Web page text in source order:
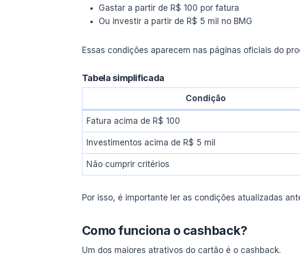
Gastar a partir de R$ 100 por fatura
Ou investir a partir de R$ 5 mil no BMG
Essas condições aparecem nas páginas oficiais do
Tabela simplificada
Condição
Fatura acima de R$ 100
Investimentos acima de R$ 5 mil
Não cumprir critérios
Por isso, é importante ler as condições atualizadas
Como funciona o cashback?
Um dos maiores atrativos do cartão é o cashback.